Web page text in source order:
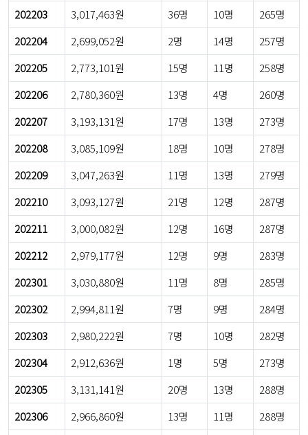
202203
3,017,463원 36명 10명
265명
202204
2,699,052원 2명 14명
257명
202205
2,773,101원 15명 11명
258명
202206
2,780,360원 13명 4명
260명
202207
3,193,131원 17명 13명
273명
202208
3,085,109원 18명 10명
278명
202209
3,047,263원 11명 13명
279명
202210
3,093,127원 21명 12명
287명
202211
3,000,082원 12명 16명
287명
202212
2,979,177원 12명 9명
283명
202301
3,030,880원 11명 8명
285명
202302
2,994,811원 7명 9명
284명
202303
2,980,222원 7명 10명
282명
202304
2,912,636원 1명 5명
273명
202305
3,131,141원 20명 13명
288명
202306
2,966,860원 13명 11명
288명